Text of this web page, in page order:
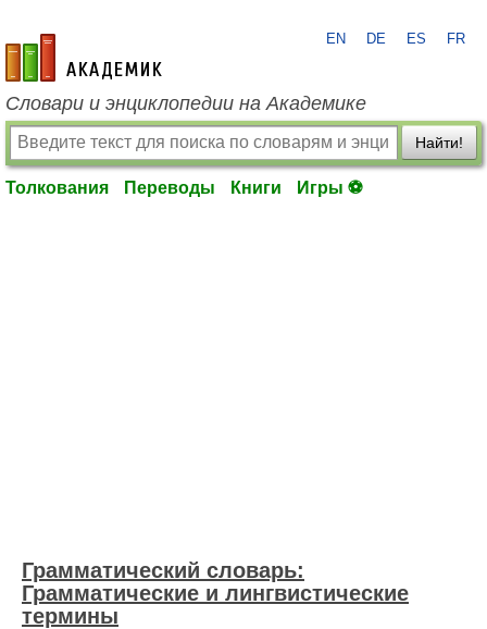
academic.ru
EN DE ES FR
Словари и энциклопедии на Академике
Найти!
Толкования Переводы Книги Игры ⚽
Грамматический словарь:
Грамматические и лингвистические
термины